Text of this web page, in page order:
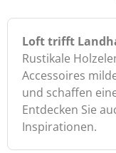
Loft trifft
Rustikale
Accessoires
und schaffen
Entdecken Sie
Inspirationen.